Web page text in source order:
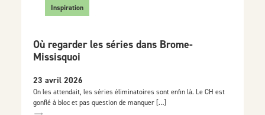
Inspiration
Où regarder les séries dans Brome-
Missisquoi
23 avril 2026
On les attendait, les séries éliminatoires sont enfin là. Le CH est
gonflé à bloc et pas question de manquer […]